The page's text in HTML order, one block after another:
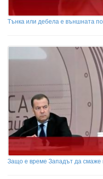
Тънка или дебела е външната
Защо е време Западът да смаже